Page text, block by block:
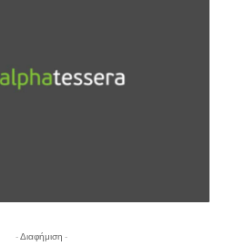
- Διαφήμιση -